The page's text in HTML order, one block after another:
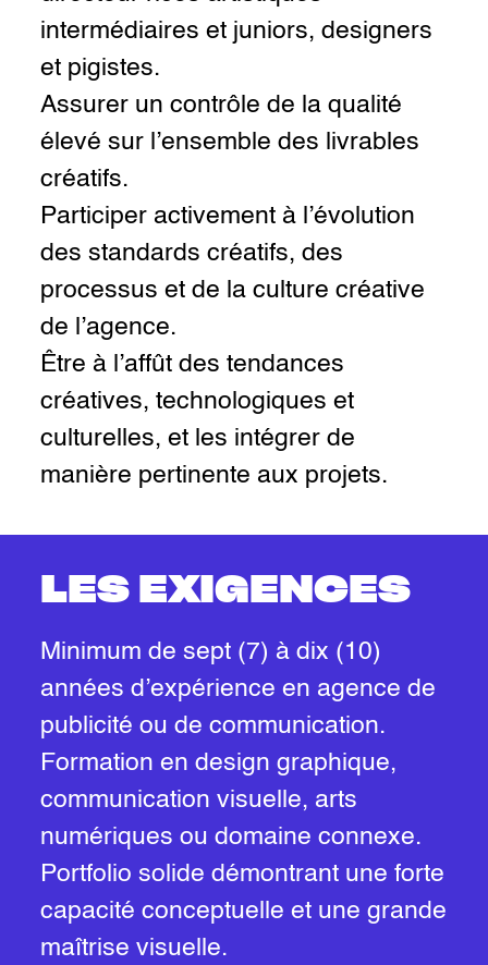
intermédiaires et juniors, designers
et pigistes.
Assurer un contrôle de la qualité
élevé sur l’ensemble des livrables
créatifs.
Participer activement à l’évolution
des standards créatifs, des
processus et de la culture créative
de l’agence.
Être à l’affût des tendances
créatives, technologiques et
culturelles, et les intégrer de
manière pertinente aux projets.
LES EXIGENCES
Minimum de sept (7) à dix (10)
années d’expérience en agence de
publicité ou de communication.
Formation en design graphique,
communication visuelle, arts
numériques ou domaine connexe.
Portfolio solide démontrant une forte
capacité conceptuelle et une grande
maîtrise visuelle.